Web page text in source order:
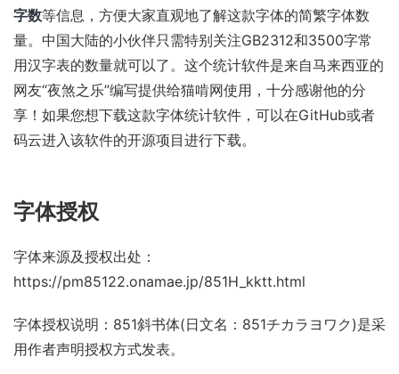
字数等信息，方便大家直观地了解这款字体的简繁字体数
量。中国大陆的小伙伴只需特别关注GB2312和3500字常
用汉字表的数量就可以了。这个统计软件是来自马来西亚的
网友“夜煞之乐”编写提供给猫啃网使用，十分感谢他的分
享！如果您想下载这款字体统计软件，可以在GitHub或者
码云进入该软件的开源项目进行下载。
字体授权
字体来源及授权出处：
https://pm85122.onamae.jp/851H_kktt.html
字体授权说明：851斜书体(日文名：851チカラヨワク)是采
用作者声明授权方式发表。